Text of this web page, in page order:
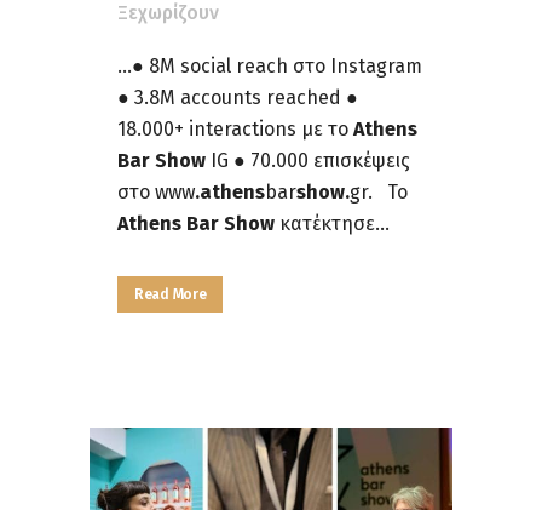
Ξεχωρίζουν
...● 8M social reach στο Instagram
● 3.8M accounts reached ●
18.000+ interactions με το Athens
Bar Show IG ● 70.000 επισκέψεις
στο www.athensbarshow.gr. Το
Athens Bar Show κατέκτησε...
Read More